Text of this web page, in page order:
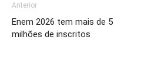
Anterior
Enem 2026 tem mais de 5
milhões de inscritos